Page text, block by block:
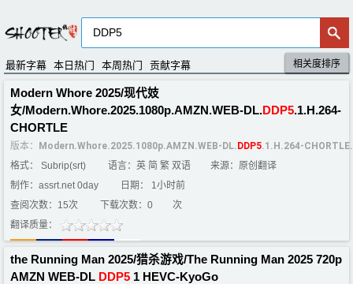
最新字幕 本日热门 本周热门 贡献字幕 默认排序
评分排序
相关度排序
Modern Whore 2025/现代妓
女/Modern.Whore.2025.1080p.AMZN.WEB-DL.DDP5.1.H.264-
CHORTLE
版本： Modern.Whore.2025.1080p.AMZN.WEB-DL. DDP5.1.H.264-
格式： Subrip(srt)
语言：英 简 繁 双语
来源：原创翻译
制作：assrt.net 0day
日期： 1小时前
查阅次数：15次
下载次数： 0
次
翻译质量：
the Running Man 2025/猎杀游戏/The Running Man 2025 720p
AMZN WEB-DL DDP5 1 HEVC-KyoGo